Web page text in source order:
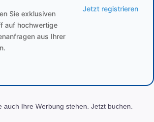
Sie exklusiven
auf hochwertige
aus Ihrer
Jetzt registrieren
auch Ihre Werbung stehen. Jetzt buchen.